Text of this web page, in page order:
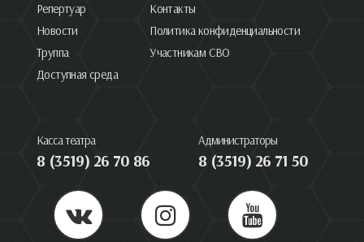
Репертуар
Новости
Труппа
Доступная среда
Контакты
Политика конфиденциальности
Участникам СВО
Касса театра
8 (3519) 26 70 86
Администраторы
8 (3519) 26 71 50